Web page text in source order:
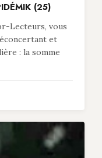
(25)
Lecteurs, vous
et
: la somme